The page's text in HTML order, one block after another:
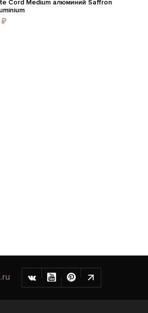
Cord Medium алюминий Saffron